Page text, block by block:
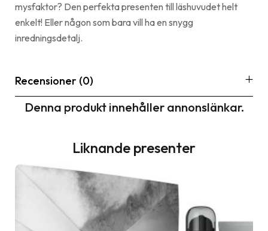
mysfaktor? Den perfekta presenten till läshuvudet helt
enkelt! Eller någon som bara vill ha en snygg
inredningsdetalj.
Recensioner (0)
Denna produkt innehåller annonslänkar.
Liknande presenter